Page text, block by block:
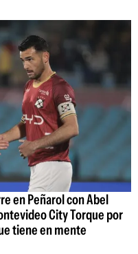
en Peñarol con Abel
City Torque por
tiene en mente